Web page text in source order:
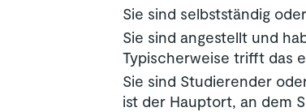
Sie sind selbstständig
Sie sind angestellt und
Typischerweise trifft das
Sie sind Studierender
ist der Hauptort, an dem